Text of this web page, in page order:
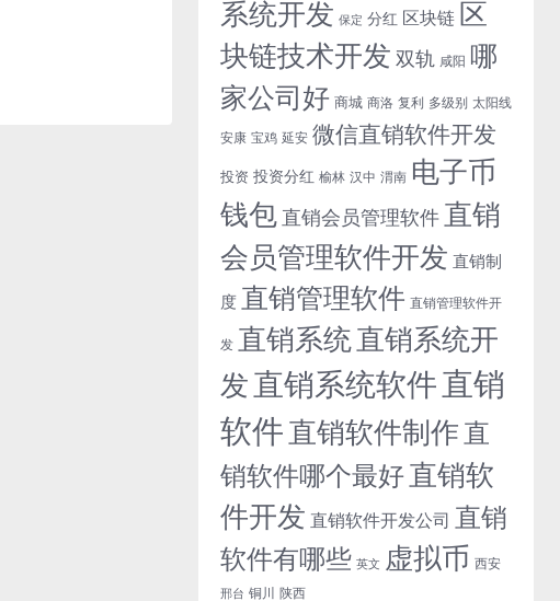
系统开发 保定 分红 区块链 区
块链技术开发 双轨 咸阳 哪
家公司好 商城 商洛 复利 多级别 太阳线
安康 宝鸡 延安 微信直销软件开发
投资 投资分红 榆林 汉中 渭南 电子币
钱包 直销会员管理软件 直销
会员管理软件开发 直销制
度 直销管理软件 直销管理软件开
发 直销系统直销系统开
发直销系统软件直销
软件直销软件制作直
销软件哪个最好直销软
件开发 直销软件开发公司 直销
软件有哪些 英文 虚拟币 西安
邢台 铜川 陕西